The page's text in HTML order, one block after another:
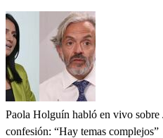
Paola Holguín habló en vivo
confesión: “Hay temas complejos”